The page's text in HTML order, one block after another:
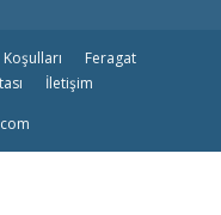
Feragat
İletişim